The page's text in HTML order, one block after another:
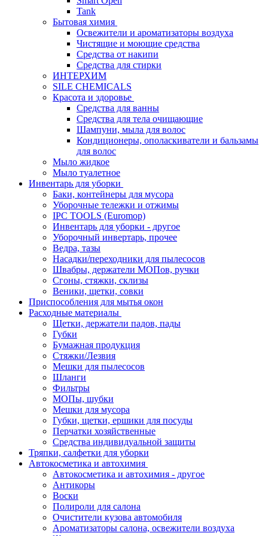
Tank
Бытовая химия
Освежители и ароматизаторы воздуха
Чистящие и моющие средства
Средства от накипи
Средства для стирки
ИНТЕРХИМ
SILE CHEMICALS
Красота и здоровье
Средства для ванны
Средства для тела очищающие
Шампуни, мыла для волос
Кондиционеры, ополаскиватели и бальзамы
для волос
Мыло жидкое
Мыло туалетное
Инвентарь для уборки
Баки, контейнеры для мусора
Уборочные тележки и отжимы
IPC TOOLS (Euromop)
Инвентарь для уборки - другое
Уборочный инвертарь, прочее
Ведра, тазы
Насадки/переходники для пылесосов
Швабры, держатели МОПов, ручки
Сгоны, стяжки, склизы
Веники, щетки, совки
Приспособления для мытья окон
Расходные материалы
Щетки, держатели падов, пады
Губки
Бумажная продукция
Стяжки/Лезвия
Мешки для пылесосов
Шланги
Фильтры
МОПы, шубки
Мешки для мусора
Губки, щетки, ершики для посуды
Перчатки хозяйственные
Средства индивидуальной защиты
Тряпки, салфетки для уборки
Автокосметика и автохимия
Автокосметика и автохимия - другое
Антикоры
Воски
Полироли для салона
Очистители кузова автомобиля
Ароматизаторы салона, освежители воздуха